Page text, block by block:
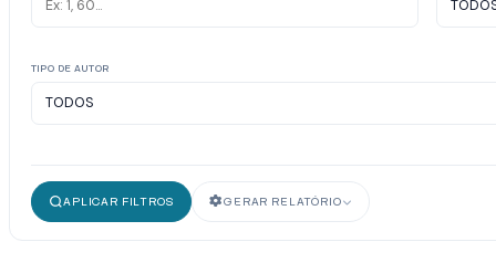
TIPO DE AUTOR
APLICAR FILTROS GERAR RELATÓRIO